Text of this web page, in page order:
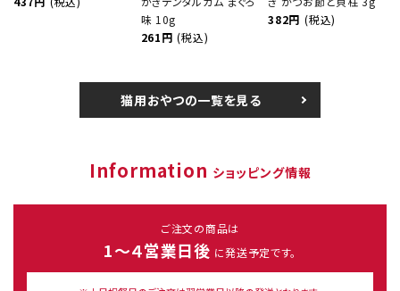
味 10g
261円 (税込)
382円 (税込)
猫用おやつの一覧を見る
Information ショッピング情報
ご注文の商品は
1～４営業日後 に発送予定です。